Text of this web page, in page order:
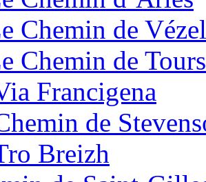
Chemin de
Chemin de Tours
Francigena
de
Breizh